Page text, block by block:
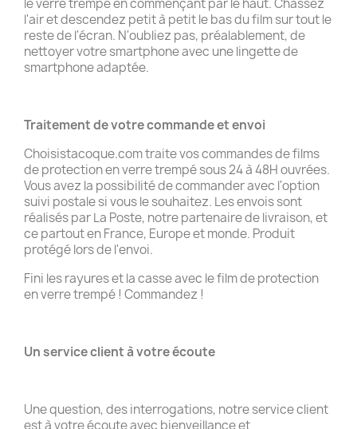
le verre trempé en commençant par le haut. Chassez
l'air et descendez petit à petit le bas du film sur tout le
reste de l'écran. N'oubliez pas, préalablement, de
nettoyer votre smartphone avec une lingette de
smartphone adaptée.
Traitement de votre commande etenvoi
Choisistacoque.com traite vos commandes de films
de protection en verre trempé sous 24 à 48H ouvrées.
Vous avez la possibilité de commander avec l'option
suivi postale si vous le souhaitez. Les envois sont
réalisés par La Poste, notre partenaire de livraison, et
ce partout en France, Europe et monde. Produit
protégé lors de l'envoi.
Fini les rayures et la casse avec le film de protection
en verre trempé ! Commandez !
Un service client à votre écoute
Une question, des interrogations, notre service client
est à votre écoute avec bienveillance et